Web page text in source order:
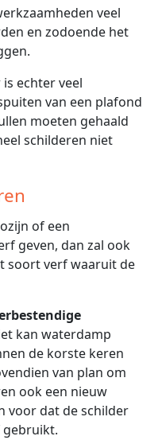
veel
en zodoende het
echter veel
van een plafond
moeten gehaald
schilderen niet
of een
geven, dan zal ook
soort verf waaruit de
kan waterdamp
de korste keren
van plan om
ook een nieuw
voor dat de schilder